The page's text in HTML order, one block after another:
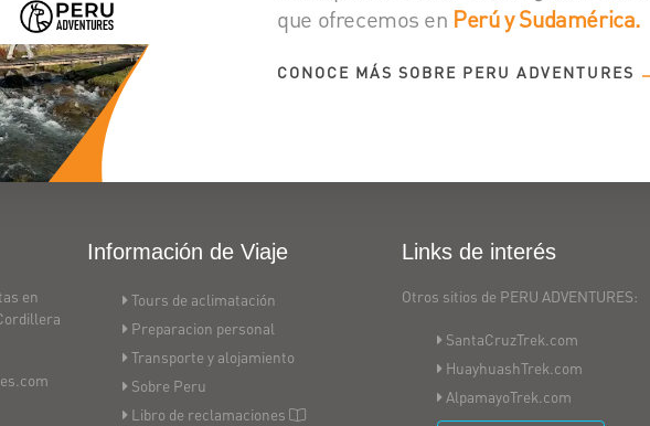
que ofrecemos en Perú y Sudamérica.
CONOCE MÁS SOBRE PERU ADVENTURES
en
Información de Viaje
Tours de aclimatación
Preparacion personal
Transporte y alojamiento
Sobre Peru
Libro de reclamaciones
Links de interés
Otros sitios de PERU ADVENTURES:
SantaCruzTrek.com
HuayhuashTrek.com
AlpamayoTrek.com